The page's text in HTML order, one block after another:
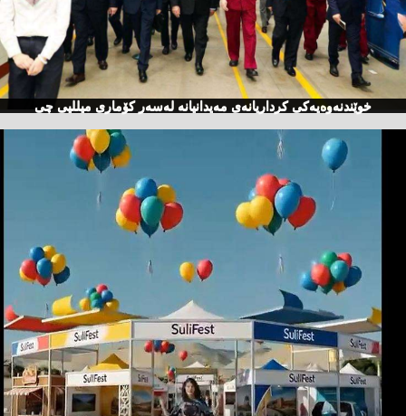
خوێندنەوەیەكی كرداریانەی مەیدانیانە لەسەر كۆماری میللیی چی